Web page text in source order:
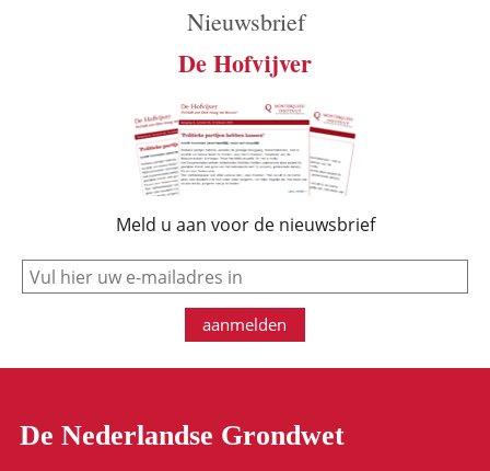
Nieuwsbrief
De Hofvijver
Meld u aan voor de nieuwsbrief
e-mail
aanmelden
De Nederlandse Grondwet